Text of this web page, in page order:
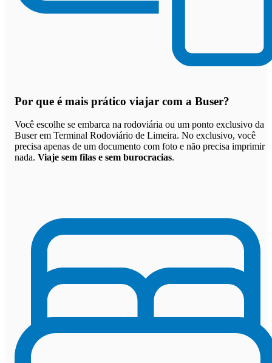
Por que é mais prático viajar com a Buser?
Você escolhe se embarca na rodoviária ou um ponto exclusivo da
Buser em Terminal Rodoviário de Limeira. No exclusivo, você
precisa apenas de um documento com foto e não precisa imprimir
nada. Viaje sem filas e sem burocracias.